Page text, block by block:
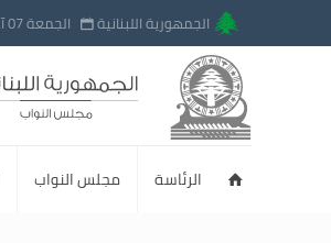
الجمهورية اللبنانية الجمعة 07 آب 2026
الرئاسة مجلس النواب